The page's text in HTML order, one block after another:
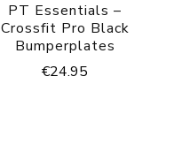
PT Essentials –
Crossfit Pro Black
Bumperplates
€24.95